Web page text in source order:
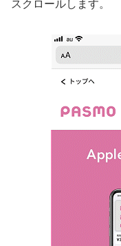
スクロールします。